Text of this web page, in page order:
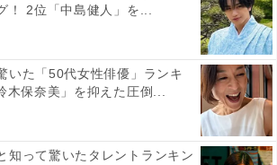
ビアニメが放送されたほか、2011年に
演で実写ドラマ化もされました。世代
ァンを持つ同作は、2021年6月時点で
万部超、さらに20以上の国と地域で
るなど、その人気は海を越えて広がっ
！ 2位「中島健人」を...
いた「50代女性俳優」ランキ
木保奈美」を抑えた圧倒...
知って驚いたタレントランキン